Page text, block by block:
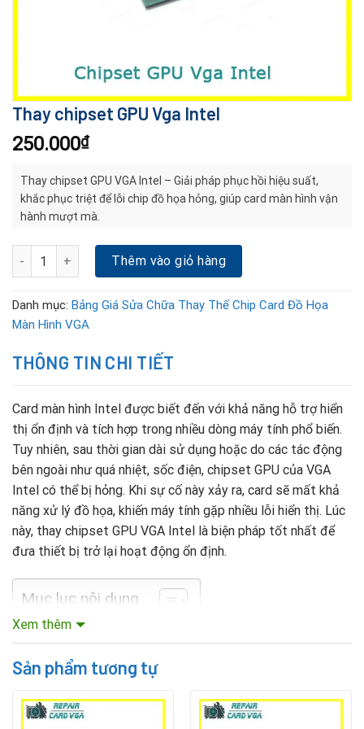
Thay chipset GPU Vga Intel
250.000₫
Thay chipset GPU VGA Intel – Giải pháp phục hồi hiệu suất,
khắc phục triệt để lỗi chip đồ họa hỏng, giúp card màn hình vận
hành mượt mà.
Thay chipset GPU Vga Intel số lượng
Thêm vào giỏ hàng
Danh mục: Bảng Giá Sửa Chữa Thay Thế Chip Card Đồ Họa
Màn Hình VGA
THÔNG TIN CHI TIẾT
Card màn hình Intel được biết đến với khả năng hỗ trợ hiển
thị ổn định và tích hợp trong nhiều dòng máy tính phổ biến.
Tuy nhiên, sau thời gian dài sử dụng hoặc do các tác động
bên ngoài như quá nhiệt, sốc điện, chipset GPU của VGA
Intel có thể bị hỏng. Khi sự cố này xảy ra, card sẽ mất khả
năng xử lý đồ họa, khiến máy tính gặp nhiều lỗi hiển thị. Lúc
này, thay chipset GPU VGA Intel là biện pháp tốt nhất để
đưa thiết bị trở lại hoạt động ổn định.
Mục lục nội dung
Khi chipset GPU của VGA Intel gặp sự cố, card sẽ xuất hiện
bao gồm:
Xem thêm
Sản phẩm tương tự